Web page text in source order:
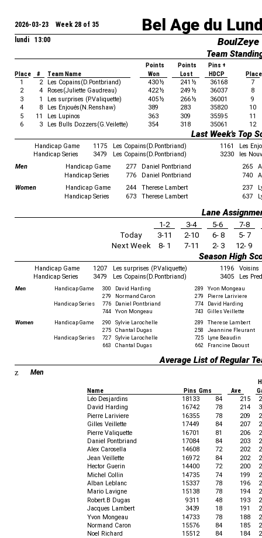
Bel Age du
2026-03-23 Week 28 of 35
lundi 13:00
BoulZeye
Team
Points Points
Pins +
Place
# Team Name Won Lost HDCP
Place
1
2 Les Copains(D.Pontbriand) 430½ 241 ½
36168
2
4 Roses(Juliette Gaudreau) 422½ 249 ½
36037
3
1 Les surprises (P.Valiquette) 405½ 266½
36001
4
8 Les Enjoués(N.Renshaw) 389 283
35820
5
11 Les Lupinos 363 309
35595
6
3 Les Bulls Dozzers(G.Veilette) 354 318 35061
7
8
9
10
11
12
Last Week's Top
Handicap Game 1175 Les Copains(D.Pontbriand) 1161
Les
Handicap Series
3479 Les Copains(D.Pontbriand) 3230
les
Men
Handicap Game 277 Daniel Pontbriand 265
Handicap Series
776 Daniel Pontbriand 740
Women
Handicap Game 244 Therese Lambert 237
Handicap Series
673 Therese Lambert 637
Lane
1-2 3-4 5-6
7-8
Today
3-11 2-10 6- 8
5- 7
Next Week
8- 1 7-11 2- 3 12- 9
Season High
Handicap Game 1207 Les surprises (P.Valiquette) 1196
Voisins
Handicap Series
3479 Les Copains(D.Pontbriand) 3405 Les
Men Handicap Game 300 David Harding 289
Yvon Mongeau
279
Normand Caron 279
Pierre Lariviere
Handicap Series
776 Daniel Pontbriand 774
David Harding
744
Yvon Mongeau 743
Gilles Veillette
Women
Handicap Game 290 Sylvie Larochelle 289
Therese Lambert
275
Chantal Dugas 258
Jeannine Fleurant
Handicap Series
727 Sylvie Larochelle 725
Lyne Beaudin
663
Chantal Dugas 662 Francine Daoust
Average List of Regular
z Men
Name
Pins Gms Ave
Léo Desjardins
18133 84 215
David Harding
16742 78 214
Pierre Lariviere
16355 78 209
Gilles Veillette
17449 84 207
Pierre Valiquette
16701 81 206
Daniel Pontbriand
17084 84 203
Alex Carosella
14608 72 202
Jean Veillette
16972 84 202
Hector Guerin
14400 72 200
Michel Collin
14735 74 199
Alban Leblanc
15337 78 196
Mario Lavigne
15138 78 194
Robert.B Dugas
9311 48 193
Jacques Lambert
3439 18 191
Yvon Mongeau
14733 78 188
Normand Caron
15576 84 185
Noel Richard
15512 84 184